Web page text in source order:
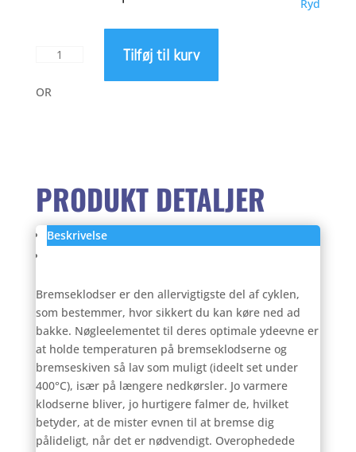
pris
var:
Ryd
Absolute
Graphene
Tilføj til kurv
OR
PRODUKT DETALJER
Beskrivelse
Bremseklodser er den allervigtigste del af cyklen,
som bestemmer, hvor sikkert du kan køre ned ad
bakke. Nøgleelementet til deres optimale ydeevne er
at holde temperaturen på bremseklodserne og
bremseskiven så lav som muligt (ideelt set under
400°C), især på længere nedkørsler. Jo varmere
klodserne bliver, jo hurtigere falmer de, hvilket
betyder, at de mister evnen til at bremse dig
pålideligt, når det er nødvendigt. Overophedede